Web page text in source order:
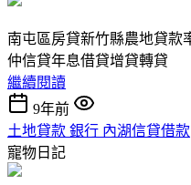
南屯區房貸新竹縣農地貸款
仲信貸年息借貸增貸轉貸
繼續閱讀
9年前
土地貸款 銀行 內湖信貸借款
寵物日記